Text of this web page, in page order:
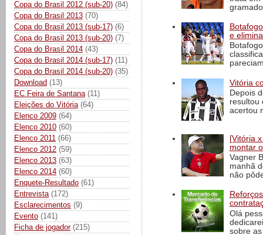
Copa do Brasil 2012 (sub-20) (84)
Copa do Brasil 2013 (70)
Copa do Brasil 2013 (sub-17) (6)
Copa do Brasil 2013 (sub-20) (7)
Copa do Brasil 2014 (43)
Copa do Brasil 2014 (sub-17) (11)
Copa do Brasil 2014 (sub-20) (35)
Download (13)
EC Feira de Santana (11)
Eleições do Vitória (64)
Elenco 2009 (64)
Elenco 2010 (60)
Elenco 2011 (66)
Elenco 2012 (59)
Elenco 2013 (63)
Elenco 2014 (60)
Enquete-Resultado (61)
Entrevista (172)
Esclarecimentos (9)
Evento (141)
Ficha de jogador (215)
e
Vitória
Depois
resultou
acertou
[Vitória
montar
Vagner
manhã
não
Olá
sobre